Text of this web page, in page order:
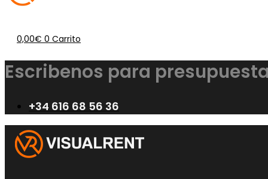
0,00€ 0 Carrito
Escribenos para
+34 616 68 56 36